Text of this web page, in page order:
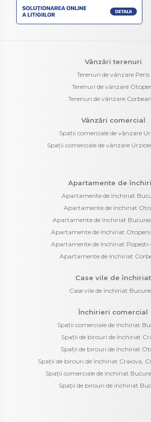
Vânzări terenuri
Terenuri de vânzare Peris
Terenuri de vânzare
Terenuri de vânzare
Vânzări comercial
Spații comerciale de vânzare
Spații comerciale de vânzare
Apartamente de
Apartamente de închiriat
Apartamente de închiriat
Apartamente de închiriat
Apartamente de închiriat
Apartamente de închiriat Popesti-
Apartamente de închiriat
Case vile de închiriat
Case vile de închiriat
Închirieri comercial
Spații comerciale de închiriat
Spații de birouri de închiriat
Spații de birouri de închiriat
Spații de birouri de închiriat Craiova,
Spații comerciale de închiriat
Spații de birouri de închiriat